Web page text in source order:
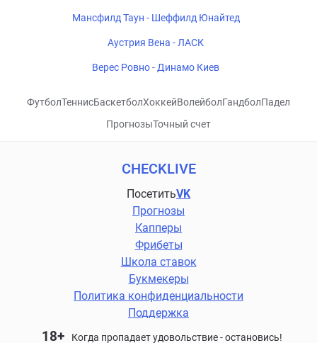
Мансфилд Таун - Шеффилд Юнайтед
Аустрия Вена - ЛАСК
Верес Ровно - Динамо Киев
ФутболТеннисБаскетболХоккейВолейболГандболПадел
ПрогнозыТочный счет
CHECKLIVE
ПосетитьVK
Прогнозы
Капперы
Фрибеты
Школа ставок
Букмекеры
Политика конфиденциальности
Поддержка
18+ Когда пропадает удовольствие - остановись!